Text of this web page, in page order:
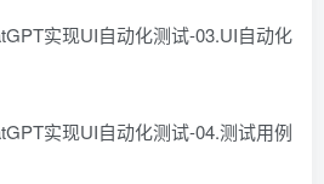
实现UI自动化测试-03.UI自动化
实现UI自动化测试-04.测试用例